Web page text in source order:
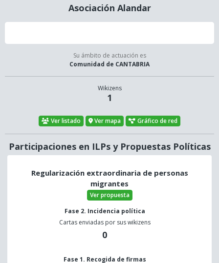
Asociación Alandar
Su ámbito de actuación es
Comunidad de CANTABRIA
Wikizens
1
Ver listado Ver mapa Gráfico de red
Participaciones en ILPs y Propuestas Políticas
Regularización extraordinaria de personas
migrantes
Ver propuesta
Fase 2. Incidencia política
Cartas enviadas por sus wikizens
0
Fase 1. Recogida de firmas